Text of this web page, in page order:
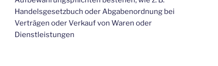
Handelsgesetzbuch oder Abgabenordnung bei
Verträgen oder Verkauf von Waren oder
Dienstleistungen